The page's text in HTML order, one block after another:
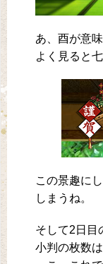
あ、酉が意
よく見ると
この景趣に
しまうね。
そして2日目
小判の枚数は